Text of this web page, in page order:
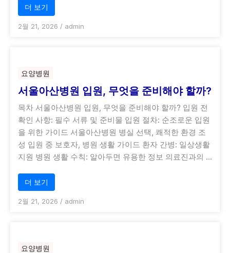
더 보기
2월 21, 2026 / admin
요양병원
서울아산병원 입원, 무엇을 준비해야 할까?
목차 서울아산병원 입원, 무엇을 준비해야 할까? 입원 전
확인 사항: 필수 서류 및 준비물 입원 절차: 순조로운 입원
을 위한 가이드 서울아산병원 병실 선택, 쾌적한 환경 조
성 입원 중 보호자, 병원 생활 가이드 환자 간병: 일상생활
지원 병원 생활 수칙: 알아두면 유용한 정보 의료진과의 …
더 보기
2월 21, 2026 / admin
요양병원